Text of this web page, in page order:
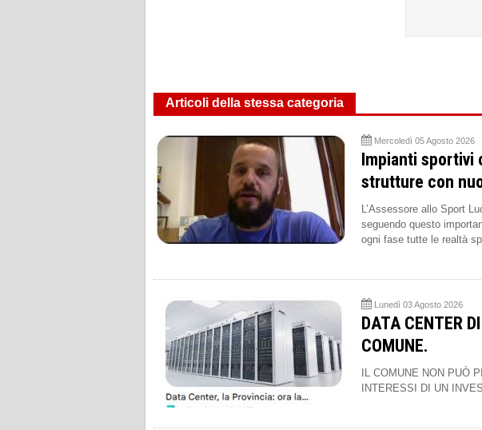
Articoli della stessa categoria
Mercoledì 05 Agosto 2026
Impianti sportivi
strutture con
L’Assessore allo Sport
seguendo questo
ogni fase tutte le realtà
Lunedì 03 Agosto 2026
DATA CENTER
COMUNE.
IL COMUNE NON PUÒ
INTERESSI DI UN